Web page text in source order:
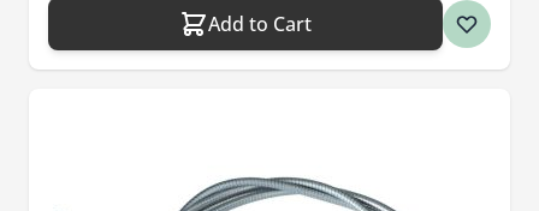
Add to Cart